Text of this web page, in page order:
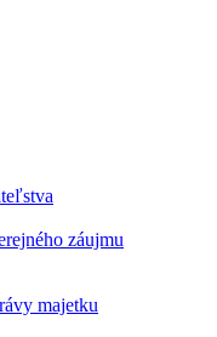
záujmu
majetku